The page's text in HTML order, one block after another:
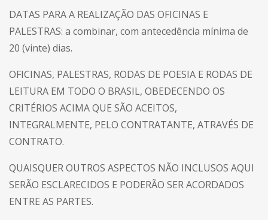
DATAS PARA A REALIZAÇÃO DAS OFICINAS E
PALESTRAS: a combinar, com antecedência mínima de
20 (vinte) dias.
OFICINAS, PALESTRAS, RODAS DE POESIA E RODAS DE
LEITURA EM TODO O BRASIL, OBEDECENDO OS
CRITÉRIOS ACIMA QUE SÃO ACEITOS,
INTEGRALMENTE, PELO CONTRATANTE, ATRAVÉS DE
CONTRATO.
QUAISQUER OUTROS ASPECTOS NÃO INCLUSOS AQUI
SERÃO ESCLARECIDOS E PODERÃO SER ACORDADOS
ENTRE AS PARTES.